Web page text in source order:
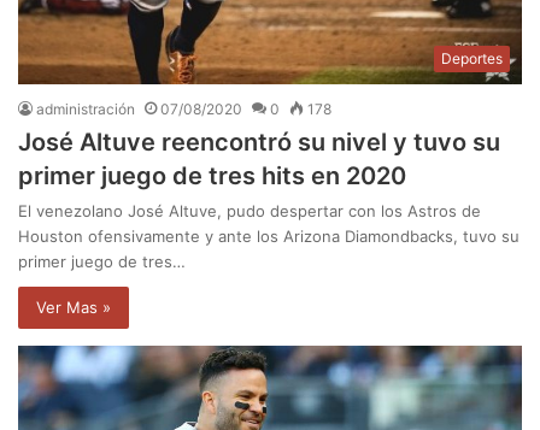
Deportes
administración 07/08/2020 0 178
José Altuve reencontró su nivel y tuvo su
primer juego de tres hits en 2020
El venezolano José Altuve, pudo despertar con los Astros de
Houston ofensivamente y ante los Arizona Diamondbacks, tuvo su
primer juego de tres…
Ver Mas »